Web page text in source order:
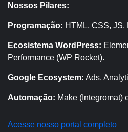
Nossos Pilares:
Programação: HTML, CSS, JS,
Ecosistema WordPress:
Performance (WP Rocket).
Google Ecosystem: Ads,
Automação: Make (Integromat)
Acesse nosso portal completo